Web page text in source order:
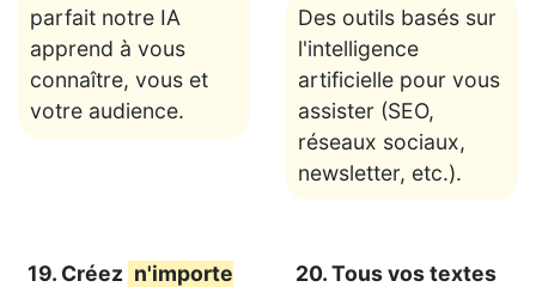
parfait notre IA
apprend à vous
connaître, vous et
votre audience.
Des outils basés sur
l'intelligence
artificielle pour vous
assister (SEO,
réseaux sociaux,
newsletter, etc.).
19. Créez n'importe
20. Tous vos textes